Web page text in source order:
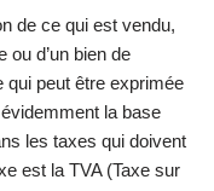
de ce qui est vendu,
ou d’un bien de
qui peut être exprimée
la base
les taxes qui doivent
est la TVA (Taxe sur